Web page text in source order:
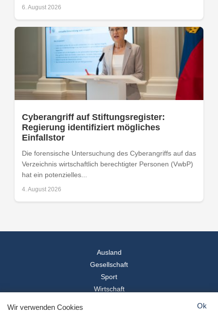
6. August 2026
Cyberangriff auf Stiftungsregister:
Regierung identifiziert mögliches
Einfallstor
Die forensische Untersuchung des Cyberangriffs auf das
Verzeichnis wirtschaftlich berechtigter Personen (VwbP)
hat ein potenzielles...
4. August 2026
Ausland
Gesellschaft
Sport
Wirtschaft
© 2026Landesspiegel
Wir verwenden Cookies Ok